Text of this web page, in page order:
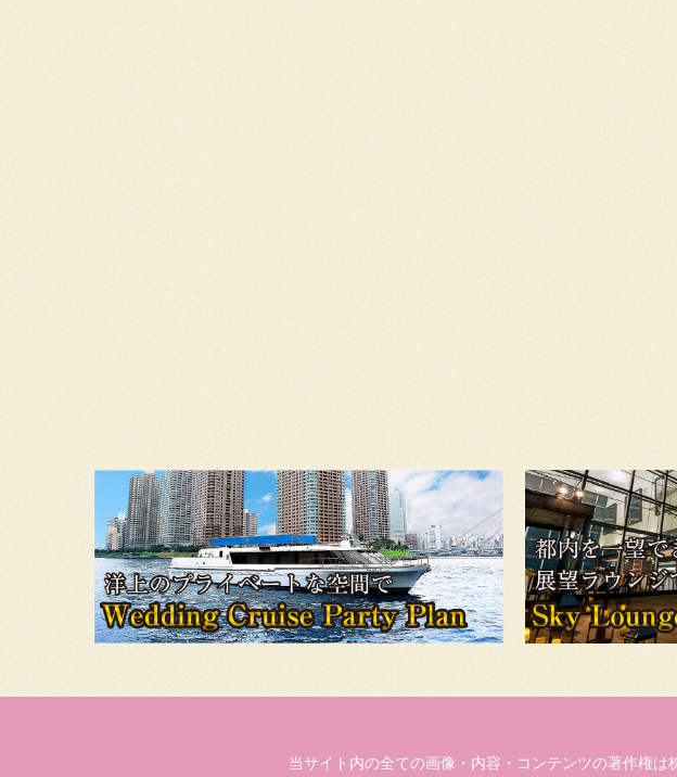
当サイト内の全ての画像・内容・コンテンツの著作権は